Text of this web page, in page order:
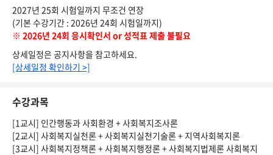
2027년 25회 시험일까지 무조건 연장
(기본 수강기간 : 2026년 24회 시험일까지)
※ 2026년 24회 응시확인서 or 성적표 제출 불필요
상세일정은 공지사항을 참고하세요.
[상세일정 확인하기 >]
수강과목
[1교시] 인간행동과 사회환경 + 사회복지조사론
[2교시] 사회복지실천론 + 사회복지실천기술론 + 지역사회복지론
[3교시] 사회복지정책론 + 사회복지행정론 + 사회복지법제론 사회복지